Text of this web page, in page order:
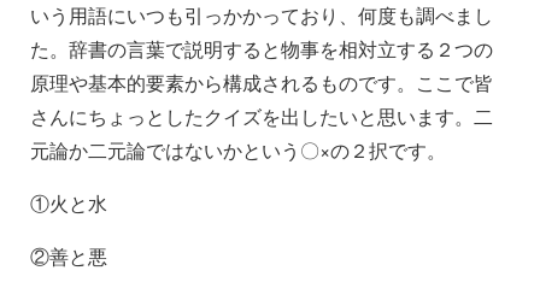
いう用語にいつも引っかかっており、何度も調べまし
た。辞書の言葉で説明すると物事を相対立する２つの
原理や基本的要素から構成されるものです。ここで皆
さんにちょっとしたクイズを出したいと思います。二
元論か二元論ではないかという〇×の２択です。
①火と水
②善と悪